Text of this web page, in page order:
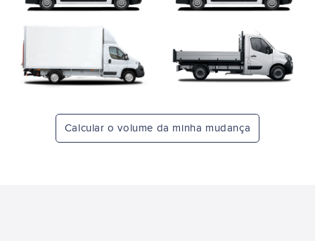
Calcular o volume da minha mudança